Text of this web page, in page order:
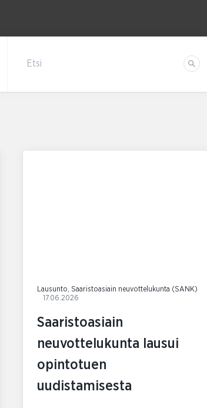
Etsi
Lausunto, Saaristoasiain neuvottelukunta (SANK)
17.06.2026
Saaristoasiain
neuvottelukunta lausui
opintotuen
uudistamisesta